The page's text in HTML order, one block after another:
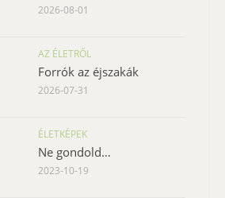
2026-08-01
AZ ÉLETRŐL
Forrók az éjszakák
2026-07-31
ÉLETKÉPEK
Ne gondold…
2023-10-19